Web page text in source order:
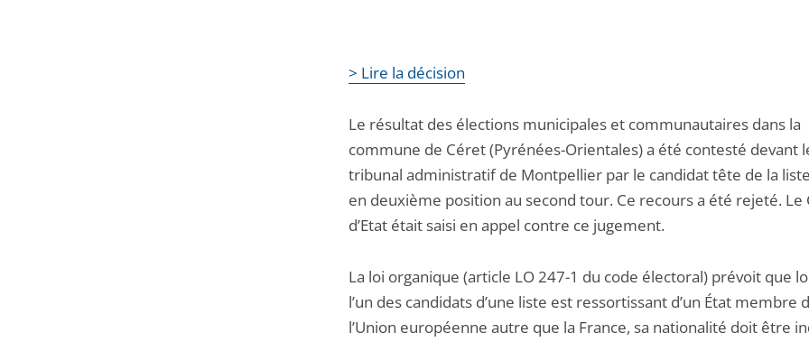
> Lire la décision
Le résultat des élections municipales et communautaires dans la
commune de Céret (Pyrénées-Orientales) a été contesté devant
tribunal administratif de Montpellier par le candidat tête de la
en deuxième position au second tour. Ce recours a été rejeté. Le
d’Etat était saisi en appel contre ce jugement.
La loi organique (article LO 247-1 du code électoral) prévoit que
l’un des candidats d’une liste est ressortissant d’un État membre
l’Union européenne autre que la France, sa nationalité doit être